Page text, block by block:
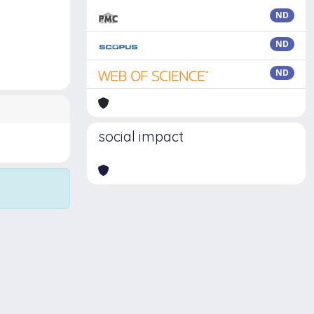
ND
ND
ND
social impact